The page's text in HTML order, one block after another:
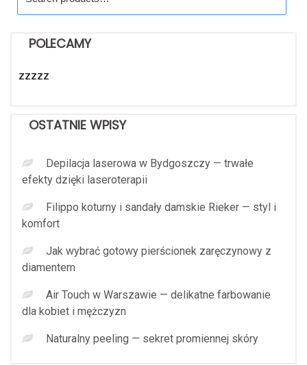
for:
POLECAMY
zzzzz
OSTATNIE WPISY
Depilacja laserowa w Bydgoszczy — trwałe
efekty dzięki laseroterapii
Filippo koturny i sandały damskie Rieker — styl i
komfort
Jak wybrać gotowy pierścionek zaręczynowy z
diamentem
Air Touch w Warszawie — delikatne farbowanie
dla kobiet i mężczyzn
Naturalny peeling — sekret promiennej skóry